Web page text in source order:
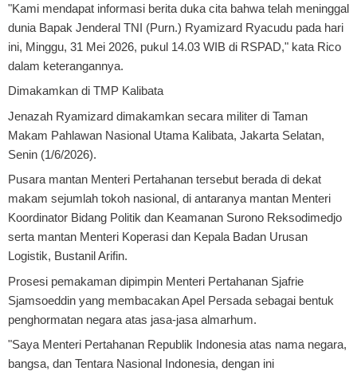
"Kami mendapat informasi berita duka cita bahwa telah meninggal
dunia Bapak Jenderal TNI (Purn.) Ryamizard Ryacudu pada hari
ini, Minggu, 31 Mei 2026, pukul 14.03 WIB di RSPAD," kata Rico
dalam keterangannya.
Dimakamkan di TMP Kalibata
Jenazah Ryamizard dimakamkan secara militer di Taman
Makam Pahlawan Nasional Utama Kalibata, Jakarta Selatan,
Senin (1/6/2026).
Pusara mantan Menteri Pertahanan tersebut berada di dekat
makam sejumlah tokoh nasional, di antaranya mantan Menteri
Koordinator Bidang Politik dan Keamanan Surono Reksodimedjo
serta mantan Menteri Koperasi dan Kepala Badan Urusan
Logistik, Bustanil Arifin.
Prosesi pemakaman dipimpin Menteri Pertahanan Sjafrie
Sjamsoeddin yang membacakan Apel Persada sebagai bentuk
penghormatan negara atas jasa-jasa almarhum.
"Saya Menteri Pertahanan Republik Indonesia atas nama negara,
bangsa, dan Tentara Nasional Indonesia, dengan ini